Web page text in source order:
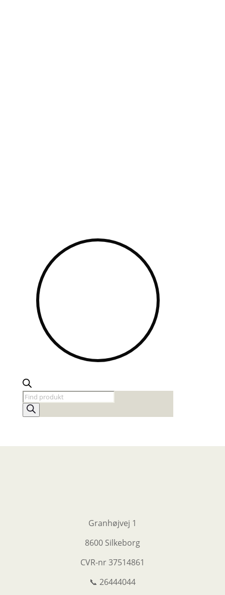
Products
search
Granhøjvej 1
8600 Silkeborg
CVR-nr37514861
📞 26444044